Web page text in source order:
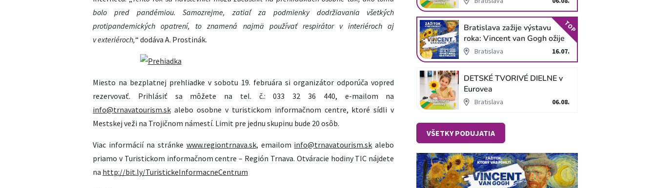
bolo pred pandémiou. Samozrejme, zatiaľ za podmienky dodržiavania všetkých
protipandemických opatrení, to znamená najmä používať respirátor v interiéroch aj
v exteriéroch,“ dodáva A. Prostinák.
Miesto na bezplatnej prehliadke v sobotu 19. februára si organizátor odporúča vopred
rezervovať. Prihlásiť sa môžete na tel. č.: 033 32 36 440, e-mailom na
info@trnavatourism.sk alebo osobne v turistickom informačnom centre, ktoré sídli v
Mestskej veži na Trojičnom námestí. Limit pre jednu skupinu bude 20 osôb.
Viac informácií na stránke www.regiontrnava.sk, emailom info@trnavatourism.sk alebo
priamo v Turistickom informačnom centre – Región Trnava. Otváracie hodiny TIC nájdete
na http://bit.ly/TuristickeInformacneCentrum
Bratislava zažije výstavu
roka: Vincent van Gogh ožije
v unikátnej imerzívnej šou!
Bratislava 16.07.
TOP
DETSKÉ TVORIVÉ DIELNE v
Eurovea
Bratislava 06.08.
VŠETKY PODUJATIA